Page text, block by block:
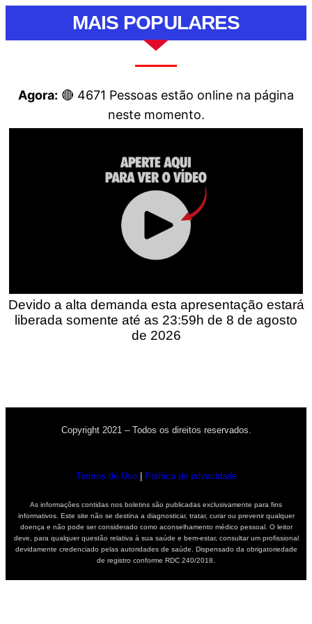
MAIS POPULARES
Agora: 🔴 4671 Pessoas estão online na página
neste momento.
Devido a alta demanda esta apresentação estará
liberada somente até as 23:59h de 8 de agosto
de 2026
Copyright 2021 – Todos os direitos reservados.
Termos de Uso| Política de privacidade
As informações contidas nos boletins são publicadas exclusivamente para fins
informativos. Este site não se destina a diagnosticar, tratar, curar ou prevenir qualquer
doença e não pode ser considerado como aconselhamento médico pessoal. O leitor
deve, para qualquer questão relativa à sua saúde e bem-estar, consultar um profissional
devidamente credenciado pelas autoridades de saúde. Dispensado da obrigatoriedade
de registro conforme RDC 240/2018.